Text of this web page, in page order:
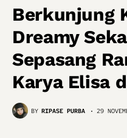
Berkunjung
Dreamy
Sepasang
Karya Elisa
BY RIPASE PURBA 29